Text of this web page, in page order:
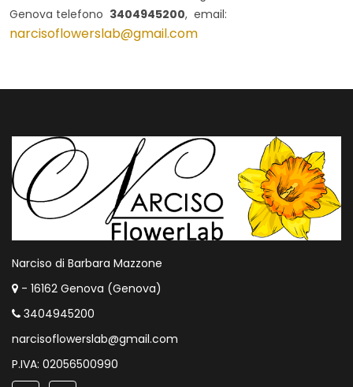
Genova telefono 3404945200, email:
narcisoflowerslab@gmail.com
Narciso di Barbara Mazzone
- 16162 Genova (Genova)
3404945200
narcisoflowerslab@gmail.com
P.IVA: 02056500990